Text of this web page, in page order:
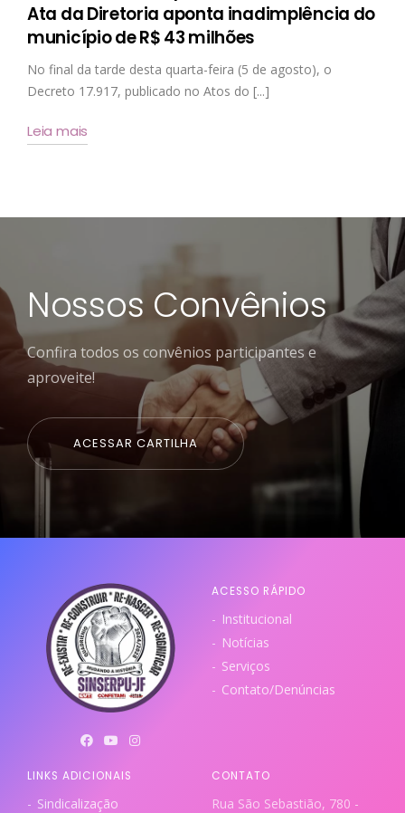
Ata da Diretoria aponta inadimplência do
município de R$ 43 milhões
No final da tarde desta quarta-feira (5 de agosto), o
Decreto 17.917, publicado no Atos do [...]
Leia mais
Nossos Convênios
Confira todos os convênios participantes e
aproveite!
ACESSAR CARTILHA
ACESSO RÁPIDO
Institucional
Notícias
Serviços
Contato/Denúncias
LINKS ADICIONAIS
Sindicalização
CONTATO
Rua São Sebastião, 780 -